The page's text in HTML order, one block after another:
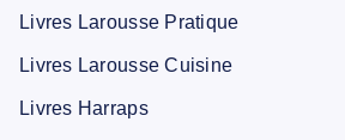
Livres Larousse Pratique
Livres Larousse Cuisine
Livres Harraps